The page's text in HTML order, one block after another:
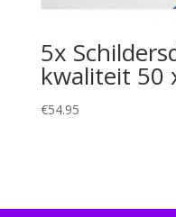
5x
kwaliteit 50
€54.95